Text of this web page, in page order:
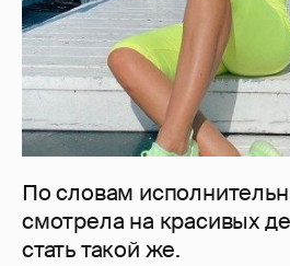
По словам
смотрела на красивых
стать такой же.